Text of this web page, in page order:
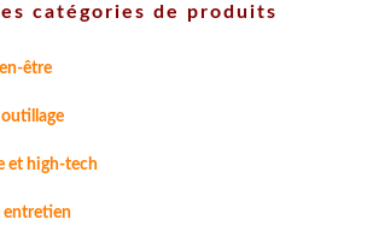
catégories de produits
être
outillage
et high-tech
entretien